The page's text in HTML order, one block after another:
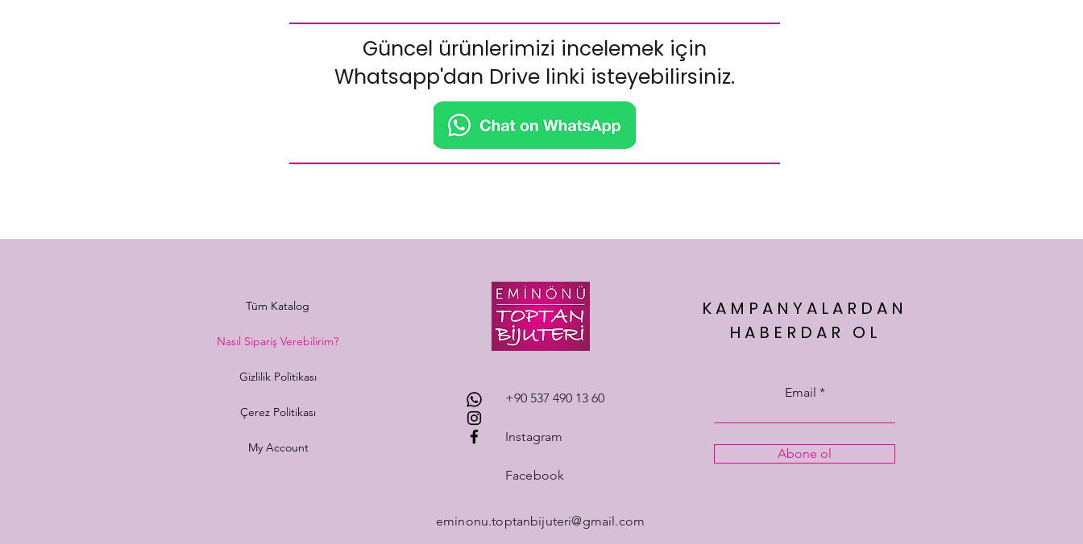
Güncel ürünlerimizi incelemek için
Whatsapp'dan Drive linki isteyebilirsiniz.
Tüm Katalog
Nasıl Sipariş Verebilirim?
Gizlilik Politikası
Çerez Politikası
My Account
+90 537 490 13 60
Instagram
Facebook
eminonu.toptanbijuteri@gmail.com
KAMPANYALARDAN
HABERDAR OL
Email
Abone ol